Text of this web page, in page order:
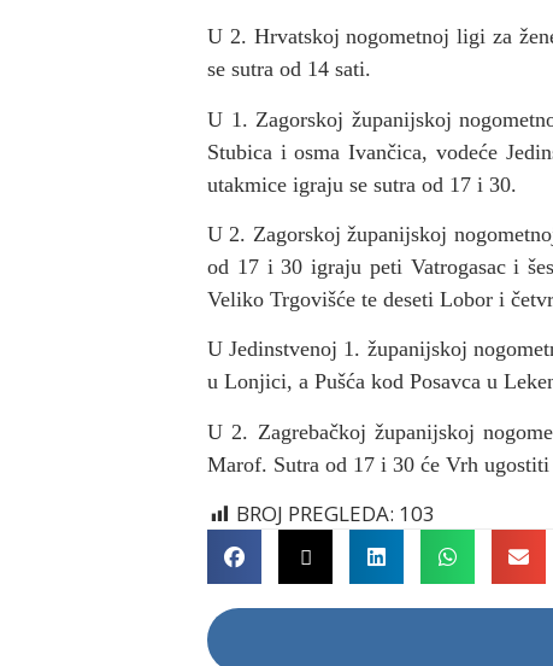
U 2. Hrvatskoj nogometnoj ligi za
se sutra od 14 sati.
U 1. Zagorskoj županijskoj
Stubica i osma Ivančica, vodeće
utakmice igraju se sutra od 17 i 30.
U 2. Zagorskoj županijskoj
od 17 i 30 igraju peti Vatrogasac i
Veliko Trgovišće te deseti Lobor i
U Jedinstvenoj 1. županijskoj
u Lonjici, a Pušća kod Posavca u
U 2. Zagrebačkoj županijskoj
Marof. Sutra od 17 i 30 će Vrh
BROJ PREGLEDA: 103